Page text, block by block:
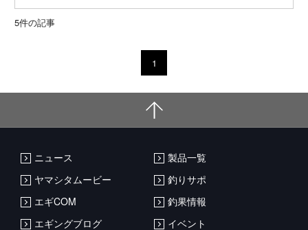
5件の記事
1
ニュース
製品一覧
ヤマシタムービー
釣りサポ
エギCOM
釣果情報
エギングブログ
イベント